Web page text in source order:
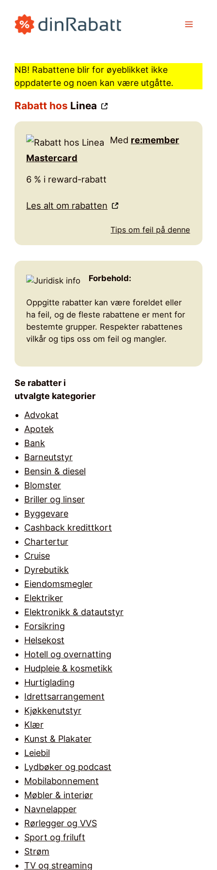
innhold
MENY
NB! Rabattene blir for øyeblikket ikke
oppdaterte og noen kan være utgåtte.
Rabatt hos Linea
Med re:member
Mastercard
6 % i reward-rabatt
Les alt om rabatten
Tips om feil på denne
Forbehold:
Oppgitte rabatter kan være foreldet eller
ha feil, og de fleste rabattene er ment for
bestemte grupper. Respekter rabattenes
vilkår og tips oss om feil og mangler.
Se rabatter i
utvalgte kategorier
Advokat
Apotek
Bank
Barneutstyr
Bensin & diesel
Blomster
Briller og linser
Byggevare
Cashback kredittkort
Chartertur
Cruise
Dyrebutikk
Eiendomsmegler
Elektriker
Elektronikk & datautstyr
Forsikring
Helsekost
Hotell og overnatting
Hudpleie & kosmetikk
Hurtiglading
Idrettsarrangement
Kjøkkenutstyr
Klær
Kunst & Plakater
Leiebil
Lydbøker og podcast
Mobilabonnement
Møbler & interiør
Navnelapper
Rørlegger og VVS
Sport og friluft
Strøm
TV og streaming